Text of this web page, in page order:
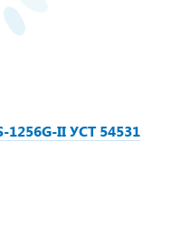
1256G-II УСТ 54531